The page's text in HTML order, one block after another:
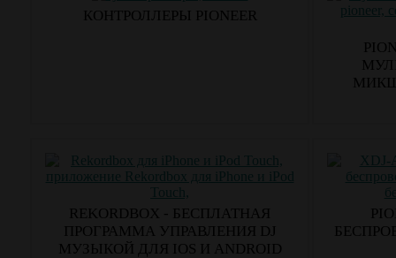
КОНТРОЛЛЕРЫ PIONEER
REKORDBOX - БЕСПЛАТНАЯ
ПРОГРАММА УПРАВЛЕНИЯ DJ
МУЗЫКОЙ ДЛЯ IOS И ANDROID